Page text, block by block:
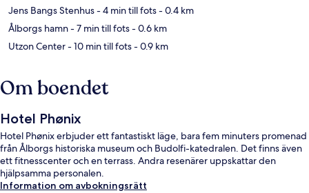
Jens Bangs Stenhus- 4 min till fots- 0.4 km
Ålborgs hamn- 7 min till fots- 0.6 km
Utzon Center- 10 min till fots- 0.9 km
Om boendet
Hotel Phønix
Hotel Phønix erbjuder ett fantastiskt läge, bara fem minuters promenad
från Ålborgs historiska museum och Budolfi-katedralen. Det finns även
ett fitnesscenter och en terrass. Andra resenärer uppskattar den
hjälpsamma personalen.
Information om avbokningsrätt